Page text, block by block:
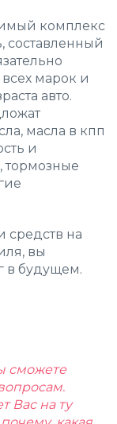
комплекс
составленный
марок и
авто.
масла в кпп
и
тормозные
средств на
вы
в будущем.
сможете
Вас на ту